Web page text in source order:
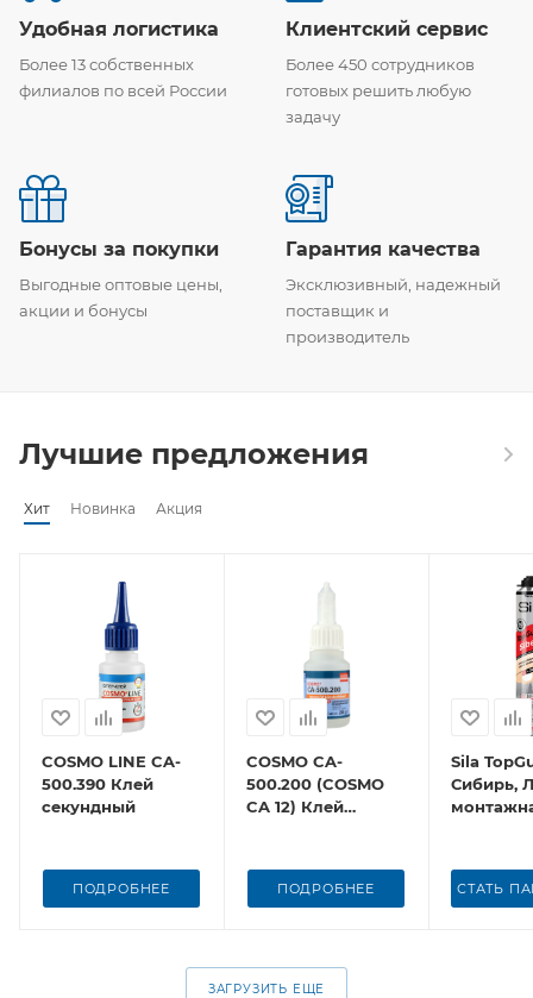
Удобная логистика
Более 13 собственных
филиалов по всей России
Клиентский сервис
Более 450 сотрудников
готовых решить любую
задачу
Бонусы за покупки
Выгодные оптовые цены,
акции и бонусы
Гарантия качества
Эксклюзивный, надежный
поставщик и
производитель
Лучшие предложения
Хит Новинка Акция
COSMO LINE CA-
500.390 Клей
секундный
ПОДРОБНЕЕ
COSMO CA-
500.200 (COSMO
CA 12) Клей
ПОДРОБНЕЕ
Sila
Сибирь,
СТАТЬ
ЗАГРУЗИТЬ ЕЩЕ